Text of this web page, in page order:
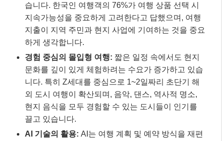
습니다. 한국인 여행객의 76%가 여행 상품 선택 시
지속가능성을 중요하게 고려한다고 답했으며, 여행
지출이 지역 주민과 현지 사업에 기여하는 것을 중요
하게 생각합니다.
경험 중심의 몰입형 여행: 짧은 일정 속에서도 현지
문화를 깊이 있게 체험하려는 수요가 증가하고 있습
니다. 특히 Z세대를 중심으로 1~2일짜리 초단기 해
외 도시 여행이 확산되며, 음악, 댄스, 역사적 명소,
현지 음식을 모두 경험할 수 있는 도시들이 인기를
끌고 있습니다.
AI 기술의 활용: AI는 여행 계획 및 예약 방식을 재편